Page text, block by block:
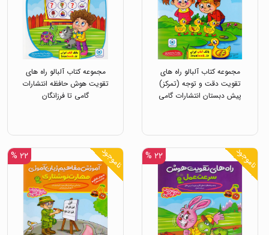
مجموعه کتاب آلبالو راه های
تقویت دقت و توجه (تمرکز)
پیش دبستان انتشارات گامی
مجموعه کتاب آلبالو راه های
تقویت هوش حافظه انتشارات
گامی تا فرزانگان
ناموجود ۲۲ % ناموجود ۲۲ %